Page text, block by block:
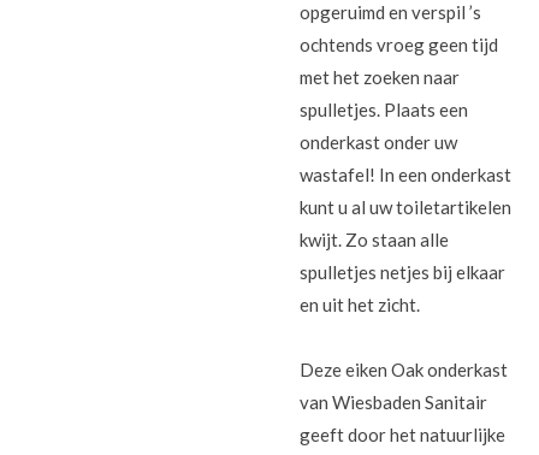
opgeruimd en verspil ’s
ochtends vroeg geen tijd
met het zoeken naar
spulletjes. Plaats een
onderkast onder uw
wastafel! In een onderkast
kunt u al uw toiletartikelen
kwijt. Zo staan alle
spulletjes netjes bij elkaar
en uit het zicht.
Deze eiken Oak onderkast
van Wiesbaden Sanitair
geeft door het natuurlijke